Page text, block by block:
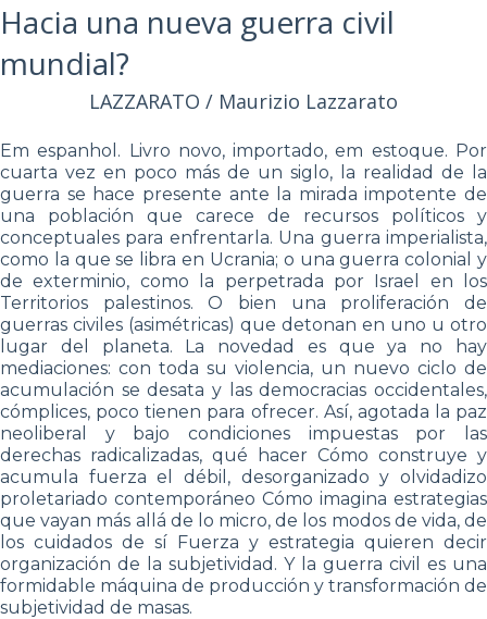
Hacia una nueva guerra civil
mundial?
LAZZARATO / Maurizio Lazzarato
Em espanhol. Livro novo, importado, em estoque. Por
cuarta vez en poco más de un siglo, la realidad de la
guerra se hace presente ante la mirada impotente de
una población que carece de recursos políticos y
conceptuales para enfrentarla. Una guerra imperialista,
como la que se libra en Ucrania; o una guerra colonial y
de exterminio, como la perpetrada por Israel en los
Territorios palestinos. O bien una proliferación de
guerras civiles (asimétricas) que detonan en uno u otro
lugar del planeta. La novedad es que ya no hay
mediaciones: con toda su violencia, un nuevo ciclo de
acumulación se desata y las democracias occidentales,
cómplices, poco tienen para ofrecer. Así, agotada la paz
neoliberal y bajo condiciones impuestas por las
derechas radicalizadas, qué hacer Cómo construye y
acumula fuerza el débil, desorganizado y olvidadizo
proletariado contemporáneo Cómo imagina estrategias
que vayan más allá de lo micro, de los modos de vida, de
los cuidados de sí Fuerza y estrategia quieren decir
organización de la subjetividad. Y la guerra civil es una
formidable máquina de producción y transformación de
subjetividad de masas.